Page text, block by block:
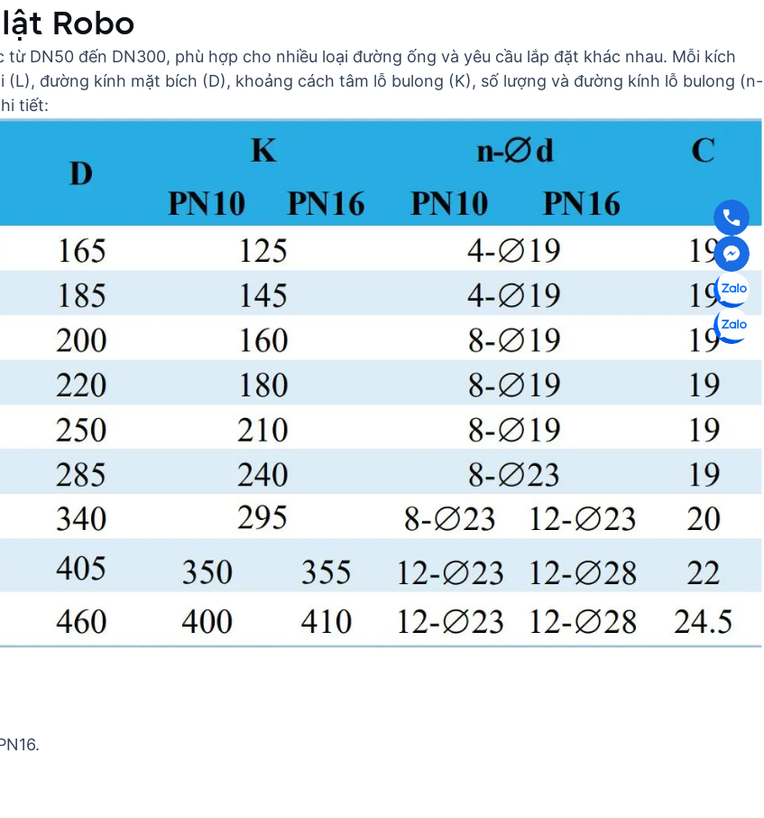
Robo
DN50 đến DN300, phù hợp cho nhiều loại đường ống và yêu cầu lắp đặt khác nhau. Mỗi kích
đường kính mặt bích (D), khoảng cách tâm lỗ bulong (K), số lượng và đường kính lỗ bulong (n-
tiết: